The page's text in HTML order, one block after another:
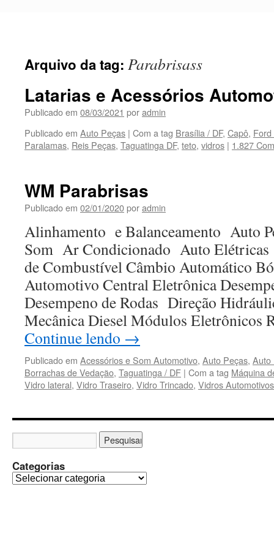
Arquivo da tag: Parabrisass
Latarias e Acessórios
Publicado em 08/03/2021 poradmin
Publicado em Auto Peças | Com a tag Brasília / DF, Capô, Ford
Paralamas, Reis Peças, Taguatinga DF, teto, vidros | 1.827
WM Parabrisas
Publicado em 02/01/2020poradmin
Alinhamento e Balanceamento Auto
Som Ar Condicionado Auto
de Combustível Câmbio Automático
Automotivo Central Eletrônica
Desempeno de Rodas Direção
Mecânica Diesel Módulos
Continue lendo →
Publicado em Acessórios e Som Automotivo, Auto Peças, Auto
Borrachas de Vedação, Taguatinga / DF | Com a tag Máquina
Vidro lateral, Vidro Traseiro, Vidro Trincado, Vidros Automotivos
Categorias
C